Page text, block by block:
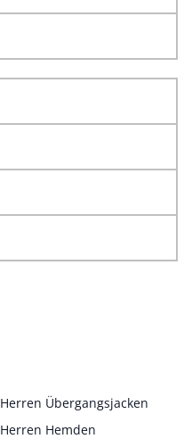
Herren Übergangsjacken
Herren Hemden